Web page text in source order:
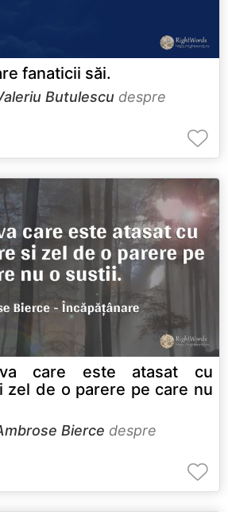
fanaticii săi.
Butulescu despre
care este atasat cu
zel de o parere pe care nu
Bierce despre